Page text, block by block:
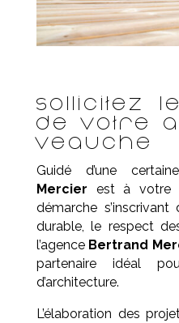
Sollicitez
de votre
Veauche
Guidé d’une
Mercier est à votre
démarche
durable, le respect
l’agence Bertrand
partenaire idéal
d’architecture.
L’élaboration des